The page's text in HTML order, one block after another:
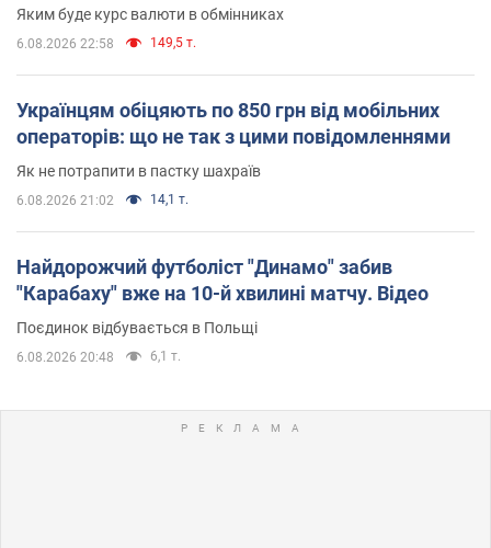
Яким буде курс валюти в обмінниках
6.08.2026 22:58 149,5 т.
Українцям обіцяють по 850 грн від мобільних
операторів: що не так з цими повідомленнями
Як не потрапити в пастку шахраїв
6.08.2026 21:02 14,1 т.
Найдорожчий футболіст "Динамо" забив
"Карабаху" вже на 10-й хвилині матчу. Відео
Поєдинок відбувається в Польщі
6.08.2026 20:48 6,1 т.